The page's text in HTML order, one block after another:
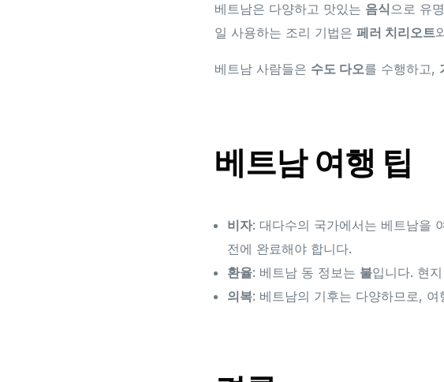
베트남은 다양하고 맛있는 음식으로 유
일 사용하는 조리 기법은 페러 치리오트
베트남 사람들은 수도 다오를 수행하고,
베트남 여행 팁
비자: 대다수의 국가에서는 베트남을
전에 완료해야 합니다.
환율: 베트남 동 정보는 불입니다. 현
의복: 베트남의 기후는 다양하므로,